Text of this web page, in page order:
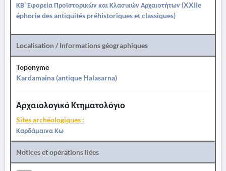
ΚΒ' Εφορεία Προϊστορικών και Κλασικών Αρχαιοτήτων (XXIIe
éphorie des antiquités préhistoriques et classiques)
Localisation / Informations géographiques
Toponyme
Kardamaina (antique Halasarna)
Αρχαιολογικό Κτηματολόγιο
Sites archéologiques :
Καρδάμαινα Κω
Notices et opérations liées